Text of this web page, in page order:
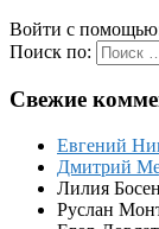
Войти с
Поиск по:
Свежие
Евгений
Дмитрий
Лилия
Руслан